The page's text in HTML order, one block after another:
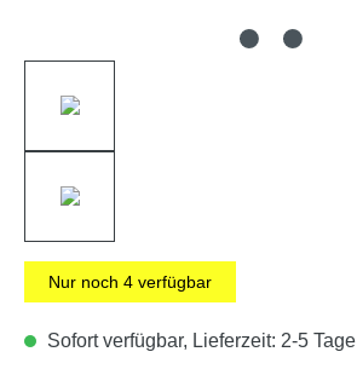
Nur noch 4 verfügbar
Sofort verfügbar, Lieferzeit: 2-5 Tage